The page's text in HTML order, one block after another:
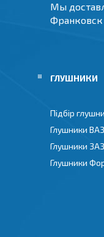
Мы
Франковск
ГЛУШНИКИ
Підбір
Глушники ВАЗ
Глушники ЗАЗ
Глушники